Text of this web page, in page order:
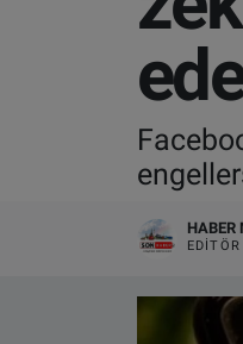
HABER
EDITÖR
VIDEO GALERİ
ALGEMENE
CONTACT
Çerez Politikası